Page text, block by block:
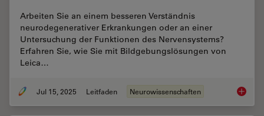
Arbeiten Sie an einem besseren Verständnis
neurodegenerativer Erkrankungen oder an einer
Untersuchung der Funktionen des Nervensystems?
Erfahren Sie, wie Sie mit Bildgebungslösungen von
Leica…
Jul 15, 2025 Leitfaden Neurowissenschaften